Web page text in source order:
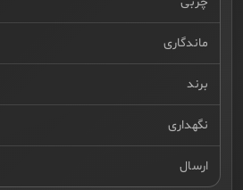
ماندگاری
برند
نگهداری
ارسال